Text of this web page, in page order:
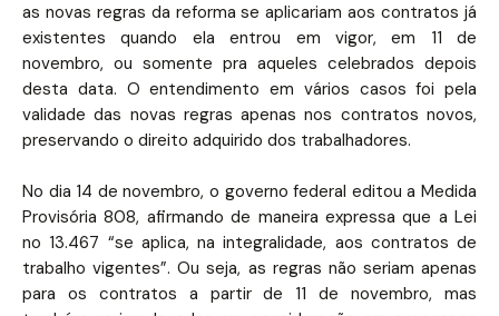
as novas regras da reforma se aplicariam aos contratos já
existentes quando ela entrou em vigor, em 11 de
novembro, ou somente pra aqueles celebrados depois
desta data. O entendimento em vários casos foi pela
validade das novas regras apenas nos contratos novos,
preservando o direito adquirido dos trabalhadores.
No dia 14 de novembro, o governo federal editou a Medida
Provisória 808, afirmando de maneira expressa que a Lei
no 13.467 “se aplica, na integralidade, aos contratos de
trabalho vigentes”. Ou seja, as regras não seriam apenas
para os contratos a partir de 11 de novembro, mas